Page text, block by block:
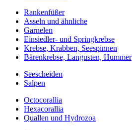
Rankenfüßer
Asseln und ähnliche
Garnelen
Einsiedler- und Springkrebse
Krebse, Krabben, Seespinnen
Bärenkrebse, Langusten, Hummer
Seescheiden
Salpen
Octocorallia
Hexacorallia
Quallen und Hydrozoa